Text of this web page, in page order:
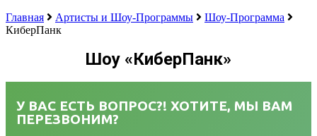
Главная
Артисты и Шоу-Программы
Шоу-Программа
КиберПанк
Шоу «КиберПанк»
У ВАС ЕСТЬ ВОПРОС?! ХОТИТЕ, МЫ ВАМ
ПЕРЕЗВОНИМ?